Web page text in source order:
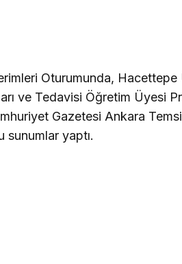
Oturumunda,
ve Tedavisi Öğretim Üyesi
Gazetesi Ankara
sunumlar yaptı.